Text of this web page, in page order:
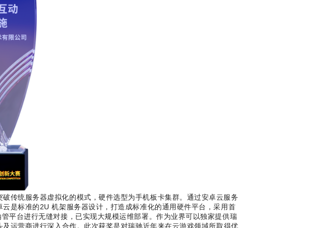
传统服务器虚拟化的模式，硬件选型为手机板卡集群。通过安卓云服务
是标准的2U 机架服务器设计，打造成标准化的通用硬件平台，采用首
平台进行无缝对接，已实现大规模运维部署。作为业界可以独家提供瑞
运营商进行深入合作。此次获奖是对瑞驰近年来在云游戏领域所取得优